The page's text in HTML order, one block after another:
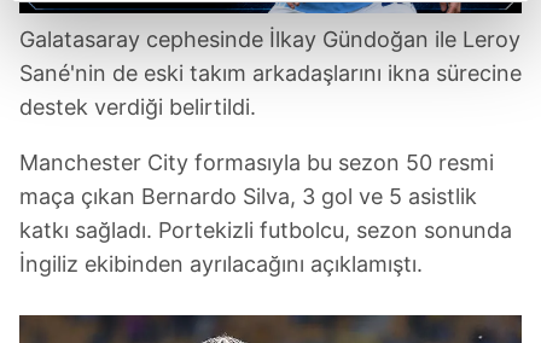
reklamların maliyetlerimizi karşılamak noktasında tek gelir
kalemimiz olduğunu sizlere hatırlatmak isteriz.
Her halükârda, kullanıcılar, bu çerezlere izin vermedikleri
takdirde, kullanıcılara hedefli reklamlar
gösterilmeyecektir."
Sizlere daha iyi bir hizmet sunabilmek için İnternet
Sitemizde kendimize ve üçüncü kişilere ait çerezler
kullanılmaktadır. Bu çerezler vasıtasıyla çeşitli kişisel
toplumu hizmetlerinin sunulması amacıyla
Galatasaray cephesinde İlkay Gündoğan ile Leroy
Sané'nin de eski takım arkadaşlarını ikna sürecine
destek verdiği belirtildi.
Manchester City formasıyla bu sezon 50 resmi
maça çıkan Bernardo Silva, 3 gol ve 5 asistlik
katkı sağladı. Portekizli futbolcu, sezon sonunda
İngiliz ekibinden ayrılacağını açıklamıştı.